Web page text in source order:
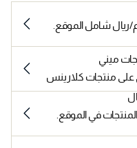
بقيمة 299 درهم/ريال شامل الموقع.
جميع المنتجات في الموقع.